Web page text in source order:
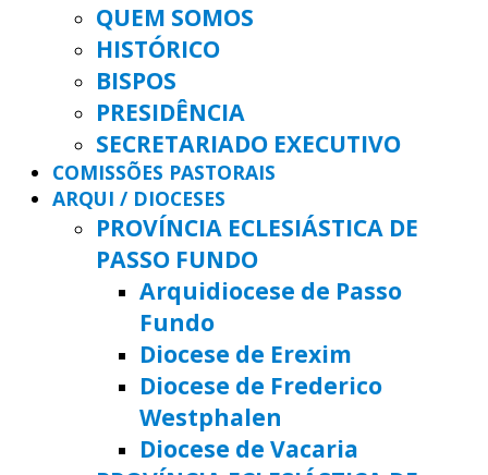
QUEM SOMOS
HISTÓRICO
BISPOS
PRESIDÊNCIA
SECRETARIADO EXECUTIVO
COMISSÕES PASTORAIS
ARQUI / DIOCESES
PROVÍNCIA ECLESIÁSTICA DE
PASSO FUNDO
Arquidiocese de Passo
Fundo
Diocese de Erexim
Diocese de Frederico
Westphalen
Diocese de Vacaria